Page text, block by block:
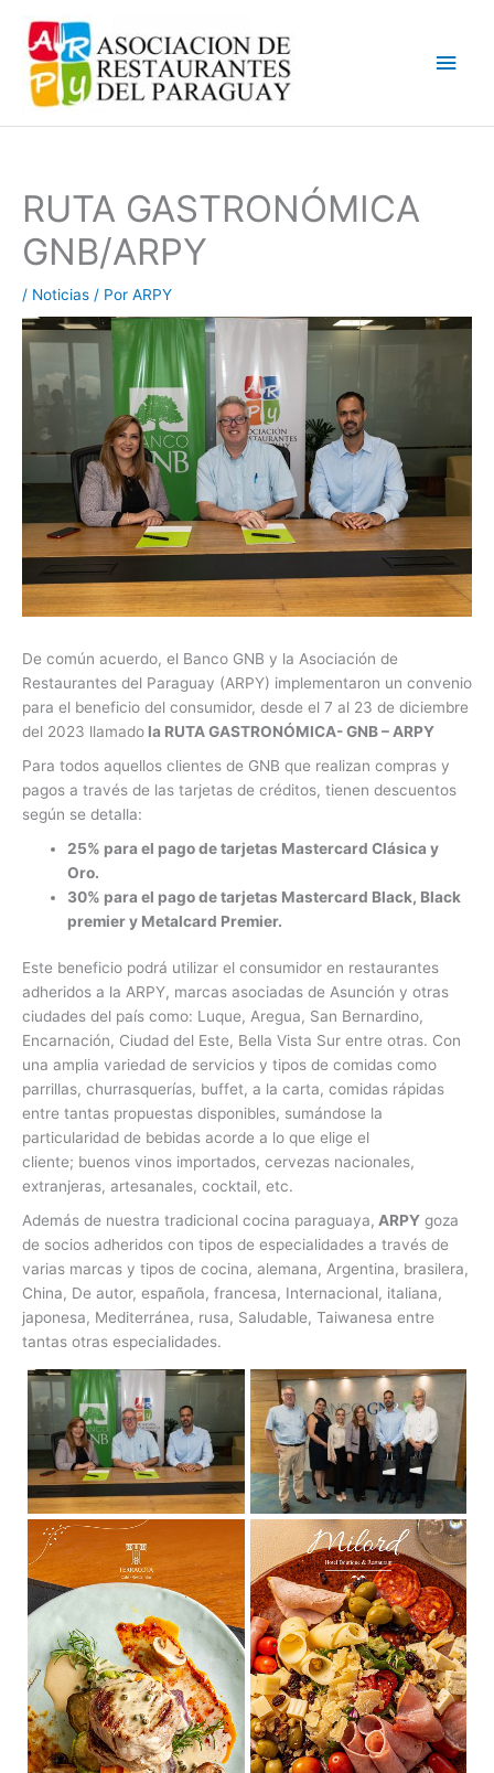
contenido
RUTA GASTRONÓMICA
GNB/ARPY
/ Noticias / Por ARPY
De común acuerdo, el Banco GNB y la Asociación de
Restaurantes del Paraguay (ARPY) implementaron un convenio
para el beneficio del consumidor, desde el 7 al 23 de diciembre
del 2023 llamado la RUTA GASTRONÓMICA- GNB – ARPY
Para todos aquellos clientes de GNB que realizan compras y
pagos a través de las tarjetas de créditos, tienen descuentos
según se detalla:
25% para el pago de tarjetas Mastercard Clásica y
Oro.
30% para el pago de tarjetas Mastercard Black, Black
premier y Metalcard Premier.
Este beneficio podrá utilizar el consumidor en restaurantes
adheridos a la ARPY, marcas asociadas de Asunción y otras
ciudades del país como: Luque, Aregua, San Bernardino,
Encarnación, Ciudad del Este, Bella Vista Sur entre otras. Con
una amplia variedad de servicios y tipos de comidas como
parrillas, churrasquerías, buffet, a la carta, comidas rápidas
entre tantas propuestas disponibles, sumándose la
particularidad de bebidas acorde a lo que elige el
cliente; buenos vinos importados, cervezas nacionales,
extranjeras, artesanales, cocktail, etc.
Además de nuestra tradicional cocina paraguaya, ARPY goza
de socios adheridos con tipos de especialidades a través de
varias marcas y tipos de cocina, alemana, Argentina, brasilera,
China, De autor, española, francesa, Internacional, italiana,
japonesa, Mediterránea, rusa, Saludable, Taiwanesa entre
tantas otras especialidades.